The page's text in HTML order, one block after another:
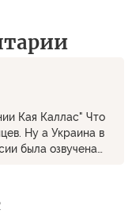
Кая Каллас" Что
Ну а Украина в
была озвучена